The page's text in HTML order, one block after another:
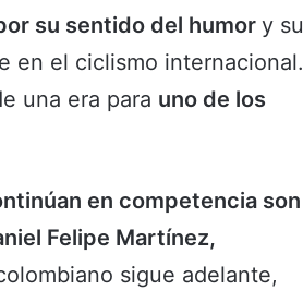
su sentido del humor y su
en el ciclismo internacional.
una era para uno de los
en competencia son
Felipe Martínez,
sigue adelante,